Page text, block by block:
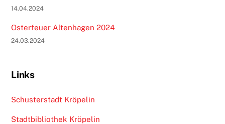
14.04.2024
Osterfeuer Altenhagen 2024
24.03.2024
Links
Schusterstadt Kröpelin
Stadtbibliothek Kröpelin